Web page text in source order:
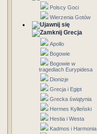
Polscy Goci
Wierzenia Gotów
Grecja
Apollo
Bogowie
Bogowie w
tragediach Eurypidesa
Dionizje
Grecja i Egipt
Grecka świątynia
Hermes Kylleński
Hestia i Westa
Kadmos i Harmonia